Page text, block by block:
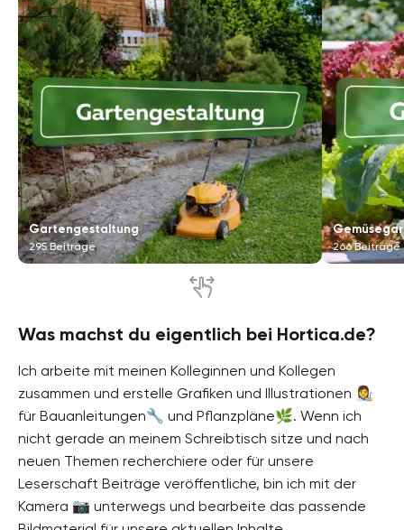
Gartengestaltung
295 Beiträge 266 Beiträge
Was machst du eigentlich bei Hortica.de?
Ich arbeite mit meinen Kolleginnen und Kollegen
zusammen und erstelle Grafiken und Illustrationen 👩‍🎨
für Bauanleitungen🔧 und Pflanzpläne🌿. Wenn ich
nicht gerade an meinem Schreibtisch sitze und nach
neuen Themen recherchiere oder für unsere
Leserschaft Beiträge veröffentliche, bin ich mit der
Kamera 📷 unterwegs und bearbeite das passende